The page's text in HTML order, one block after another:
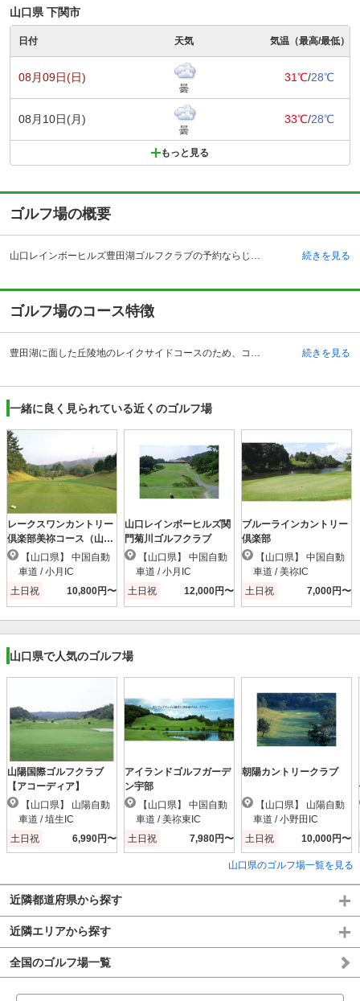
山口県 下関市
日付 天気 気温（最高/最低）
08月09日(日)
曇
31℃/28℃
08月10日(月)
曇
33℃/28℃
もっと見る
ゴルフ場の概要
山口レインボーヒルズ豊田湖ゴルフクラブの予約ならじゃらんゴルフ。カートの有無や利用税、キャンセル料、ナイター設備、駐車場などのコース情報はもちろん、口コミ、フォトギャラリーなどコースの難易度や攻略に役立つ情報充実、予約する度にポイントが貯まるのでお得にゴルフをお楽しみ頂けます。 山口レインボーヒルズ豊田湖ゴルフクラブは中国自動車道・小月インターチェンジより約30分です。電車の場合、JR美祢線・於福駅よりタクシーでおよそ25分です。クラブバスも予約制で運行しています。1971年より愛されるこのゴルフクラブは、設備が充実しており、品揃え豊富なレストラン、メンテナンスが行き届いたコース、アクセスの良さ、コースの距離やレイアウト等、ユーザーから高評価のゴルフ場です。多くのイベントも開催されているほか、様々な宿泊パックも用意しており、多くのゴルファーに利用しやすいと好評であり、リピーターも多くなっています。平日も利用者が多いです。他にも、幹事さんに向けてコンペプランや、コンペの賞品を予算に応じて用意してくれる嬉しいサービスもあります。 続きを見る
ゴルフ場のコース特徴
豊田湖に面した丘陵地のレイクサイドコースのため、コースからの景色が素晴らしいです。整備の行き届いたコースは、全部で18ホール。OUTはフラットで雄大なホールが多く、3・4番のミドルホールは距離が長いので、ある程度の飛距離が必要となります。ちなみに、4番ホールは豊田湖ゴルフクラブで難易度NO.1のミドルホールです。5番ショートは右サイドに滝があり、グリーン奥に豊田湖を望むコース一の絶景である。INは多少起伏があります。15番はアメリカンスタイルのムードを持つ名物ホールで、距離のある打ち下ろし。池のあるコースが多く攻略のし甲斐があり、2012年7月のコースレート査定においては、74.3となり難度の高いコースとなっています。行けばいくほど面白いゴルフ場です。 続きを見る
一緒に良く見られている近くのゴルフ場
レークスワンカントリー
倶楽部美祢コース（山
口）
車道 / 小月IC
土日祝
10,800円〜
山口レインボーヒルズ関
門菊川ゴルフクラブ
車道 / 小月IC
土日祝
12,000円〜
ブルーラインカントリー
倶楽部
車道 / 美祢IC
土日祝
7,000円〜
山口県で人気のゴルフ場
山陽国際ゴルフクラブ
【アコーディア】
車道 / 埴生IC
土日祝
6,990円〜
アイランドゴルフガーデ
ン宇部
車道 / 美祢東IC
土日祝
7,980円〜
朝陽カントリークラブ
車道 / 小野田IC
土日祝
10,000円〜
山口県のゴルフ場一覧を見る
近隣都道府県から探す
近隣エリアから探す
全国のゴルフ場一覧